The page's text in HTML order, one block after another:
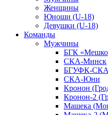
Женщины
Юноши (U-18)
Девушки (U-18)
Команды
Мужчины
БГК
СКА-Минск
БГУФК-СКА
СКА-Юни
Кронон
Кронон-2
Машека